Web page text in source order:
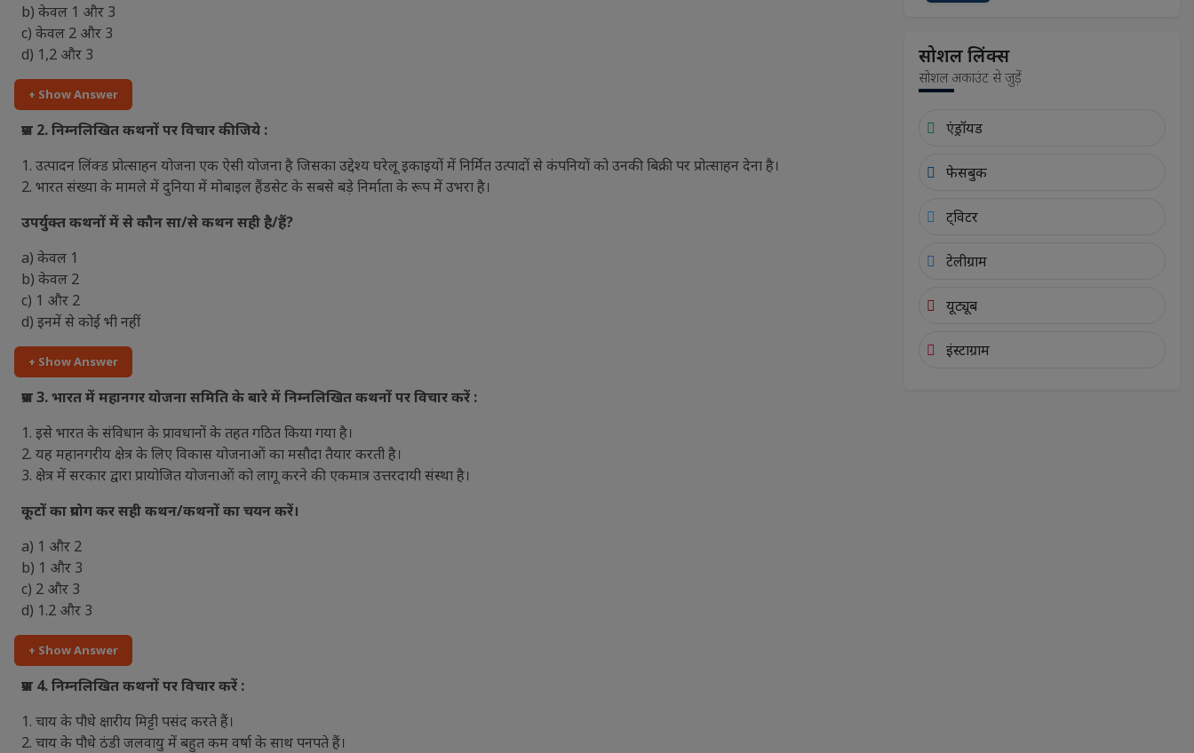
b) केवल 1 और 3
c) केवल 2 और 3
d) 1,2 और 3
+ Show Answer
प्रश्न 2. निम्नलिखित कथनों पर विचार कीजिये :
1. उत्पादन लिंक्ड प्रोत्साहन योजना एक ऐसी योजना है जिसका उद्देश्य घरेलू इकाइयों में निर्मित उत्पादों से कंपनियों को उनकी बिक्री पर प्रोत्साहन देना है।
2. भारत संख्या के मामले में दुनिया में मोबाइल हैंडसेट के सबसे बड़े निर्माता के रूप में उभरा है।
उपर्युक्त कथनों में से कौन सा/से कथन सही है/हैं?
a) केवल 1
b) केवल 2
c) 1 और 2
d) इनमें से कोई भी नहीं
+ Show Answer
प्रश्न 3. भारत में महानगर योजना समिति के बारे में निम्नलिखित कथनों पर विचार करें :
1. इसे भारत के संविधान के प्रावधानों के तहत गठित किया गया है।
2. यह महानगरीय क्षेत्र के लिए विकास योजनाओं का मसौदा तैयार करती है।
3. क्षेत्र में सरकार द्वारा प्रायोजित योजनाओं को लागू करने की एकमात्र उत्तरदायी संस्था है।
कूटों का प्रयोग कर सही कथन/कथनों का चयन करें।
a) 1 और 2
b) 1 और 3
c) 2 और 3
d) 1.2 और 3
+ Show Answer
प्रश्न 4. निम्नलिखित कथनों पर विचार करें :
1. चाय के पौधे क्षारीय मिट्टी पसंद करते हैं।
2. चाय के पौधे ठंडी जलवायु में बहुत कम वर्षा के साथ पनपते हैं।
सोशल लिंक्स
सोशल अकाउंट से जुड़ें
एंड्रॉयड
फेसबुक
ट्विटर
टेलीग्राम
यूट्यूब
इंस्टाग्राम